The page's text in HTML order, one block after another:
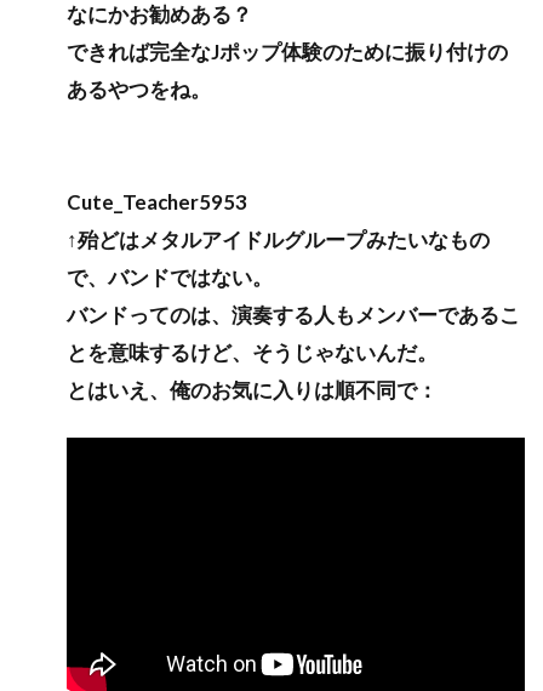
なにかお勧めある？
できれば完全なJポップ体験のために振り付けの
あるやつをね。
Cute_Teacher5953
↑殆どはメタルアイドルグループみたいなもの
で、バンドではない。
バンドってのは、演奏する人もメンバーであるこ
とを意味するけど、そうじゃないんだ。
とはいえ、俺のお気に入りは順不同で：